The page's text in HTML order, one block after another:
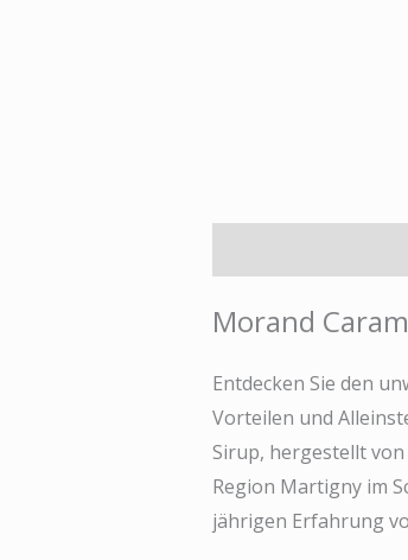
Morand
Entdecken Sie den
Vorteilen und
Sirup, hergestellt
Region Martigny im
jährigen Erfahrung